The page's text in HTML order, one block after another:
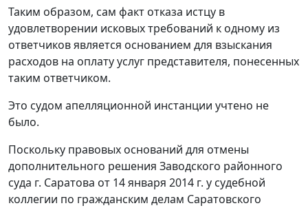
Таким образом, сам факт отказа истцу в
удовлетворении исковых требований к одному из
ответчиков является основанием для взыскания
расходов на оплату услуг представителя, понесенных
таким ответчиком.
Это судом апелляционной инстанции учтено не
было.
Поскольку правовых оснований для отмены
дополнительного решения Заводского районного
суда г. Саратова от 14 января 2014 г. у судебной
коллегии по гражданским делам Саратовского